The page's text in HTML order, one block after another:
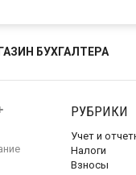
БУХГАЛТЕРА
РУБРИКИ
Учет и
Налоги
Взносы